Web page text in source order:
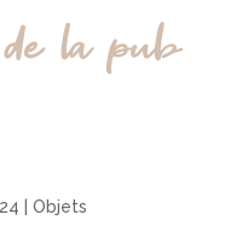
la pub
Objets